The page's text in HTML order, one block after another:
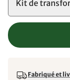
Kit de
Fabriqué et